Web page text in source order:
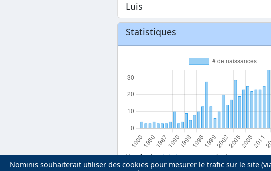
Luis
Statistiques
Voir l'ordrestatistiquepar année de naissance
Nominis souhaiterait utiliser des cookies pour mesurer le trafic sur le site